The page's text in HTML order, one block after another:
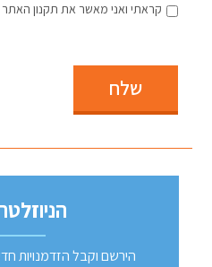
קראתי ואני מאשר את תקנון האתר
שלח
הירשם וקבל הזדמנויות